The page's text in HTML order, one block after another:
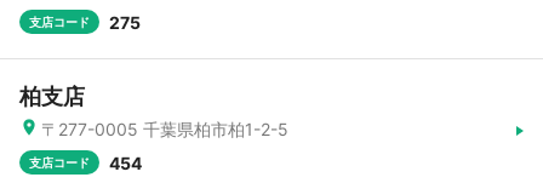
支店コード 275
柏支店
〒277-0005 千葉県柏市柏1-2-5
支店コード 454